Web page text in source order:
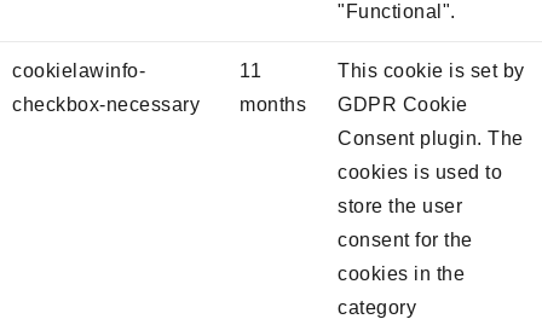
"Functional".
cookielawinfo-
checkbox-necessary
11
months
This cookie is set by
GDPR Cookie
Consent plugin. The
cookies is used to
store the user
consent for the
cookies in the
category